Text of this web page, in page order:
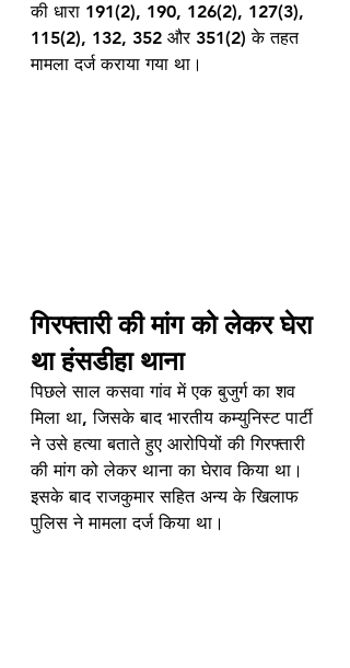
की धारा 191(2), 190, 126(2), 127(3),
115(2), 132, 352 और 351(2) के तहत
मामला दर्ज कराया गया था।
गिरफ्तारी की मांग को लेकर घेरा
था हंसडीहा थाना
पिछले साल कसवा गांव में एक बुजुर्ग का शव
मिला था, जिसके बाद भारतीय कम्युनिस्ट पार्टी
ने उसे हत्या बताते हुए आरोपियों की गिरफ्तारी
की मांग को लेकर थाना का घेराव किया था।
इसके बाद राजकुमार सहित अन्य के खिलाफ
पुलिस ने मामला दर्ज किया था।